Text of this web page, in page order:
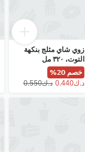
زوي شاي مثلج بنكهة
التوت، ٣٢٠ مل
خصم 20%
⁦د.ك0.440⁩
⁦د.ك0.550⁩